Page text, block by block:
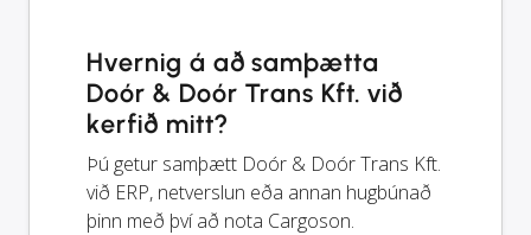
Hvernig á að samþætta
Doór & Doór Trans Kft. við
kerfið mitt?
Þú getur samþætt Doór & Doór Trans Kft.
við ERP, netverslun eða annan hugbúnað
þinn með því að nota Cargoson.